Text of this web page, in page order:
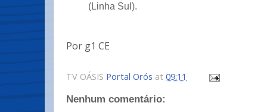
(Linha Sul).
Por g1 CE
TV OÁSIS Portal Orós at 09:11
Nenhum comentário: